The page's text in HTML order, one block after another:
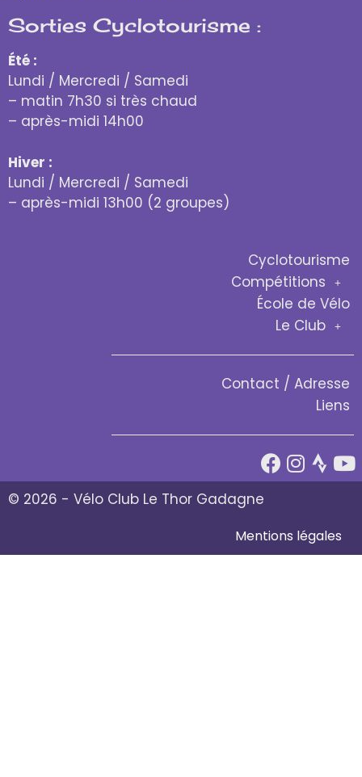
Sorties Cyclotourisme :
Été :
Lundi / Mercredi / Samedi
– matin 7h30 si très chaud
– après-midi 14h00
Hiver :
Lundi / Mercredi / Samedi
– après-midi 13h00 (2 groupes)
Cyclotourisme
Compétitions
École de Vélo
Le Club
Contact / Adresse
Liens
© 2026 - Vélo Club Le Thor Gadagne
Mentions légales